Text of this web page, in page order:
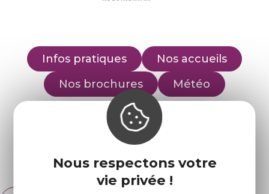
Nous respectons votre
vie privée !
Infos pratiques
Nos accueils
Nos brochures
Météo
Retrouvez-nous sur :
Espace pro Partenaires